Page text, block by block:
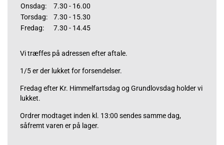
Onsdag:
7.30 - 16.00
Torsdag:
7.30 - 15.30
Fredag:
7.30 - 14.45
Vi træffes på adressen efter aftale.
1/5 er der lukket for forsendelser.
Fredag efter Kr. Himmelfartsdag og Grundlovsdag holder vi
lukket.
Ordrer modtaget inden kl. 13:00 sendes samme dag,
såfremt varen er på lager.